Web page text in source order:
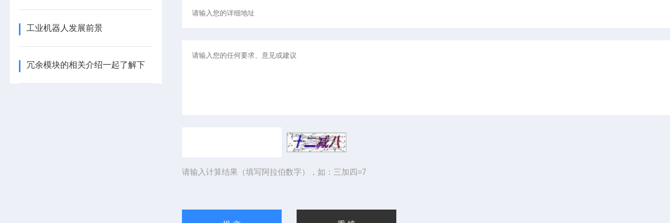
工业机器人发展前景
冗余模块的相关介绍一起了解下
请输入计算结果（填写阿拉伯数字），如：三加四=7